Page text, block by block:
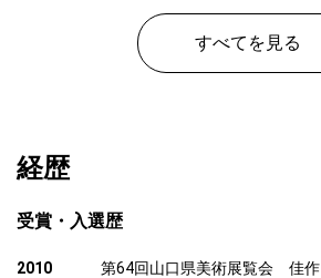
すべてを見る
経歴
受賞・入選歴
2010
第64回山口県美術展覧会 佳作